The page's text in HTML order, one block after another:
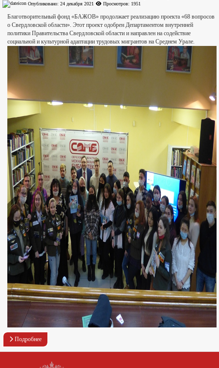
Опубликовано: 24 декабря 2021 Просмотров: 1951
Благотворительный фонд «БАЖОВ» продолжает реализацию проекта «68 вопросов
о Свердловской области». Этот проект одобрен Департаментом внутренней
политики Правительства Свердловской области и направлен на содействие
социальной и культурной адаптации трудовых мигрантов на Среднем Урале.
Подробнее